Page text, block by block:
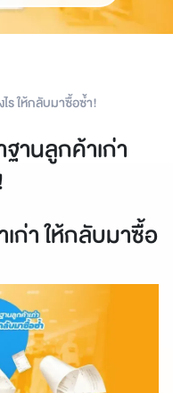
ร ให้กลับมาซื้อซ้ำ!
านลูกค้าเก่า
ก่า ให้กลับมาซื้อ